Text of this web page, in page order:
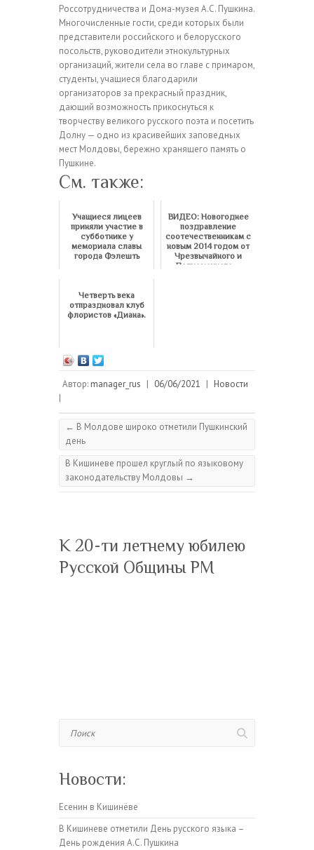
Россотрудничества и Дома-музея А.С. Пушкина.
Многочисленные гости, среди которых были
представители российского и белорусского
посольств, руководители этнокультурных
организаций, жители села во главе с примаром,
студенты, учащиеся благодарили
организаторов за прекрасный праздник,
дающий возможность прикоснуться к
творчеству великого русского поэта и посетить
Долну — одно из красивейших заповедных
мест Молдовы, бережно хранящего память о
Пушкине.
См. также:
Учащиеся лицеев
приняли участие в
субботнике у
мемориала славы
города Фэлешть
ВИДЕО: Новогоднее
поздравление
соотечественникам с
новым 2014 годом от
Чрезвычайного и
Полномочного ...
Четверть века
отпраздновал клуб
флористов «Диана».
Автор: manager_rus | 06/06/2021 | Новости
|
← В Молдове широко отметили Пушкинский
день
В Кишиневе прошел круглый по языковому
законодательству Молдовы →
К 20-ти летнему юбилею
Русской Общины РМ
Новости:
Есенин в Кишинёве
В Кишиневе отметили День русского языка –
День рождения А.С. Пушкина